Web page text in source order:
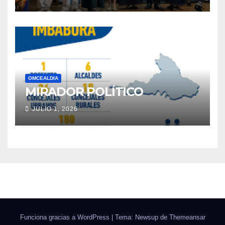
OMCEALDIA
MIRADOR POLÍTICO
JULIO 1, 2026
Funciona gracias a WordPress Tema: Newsup de Themeansar